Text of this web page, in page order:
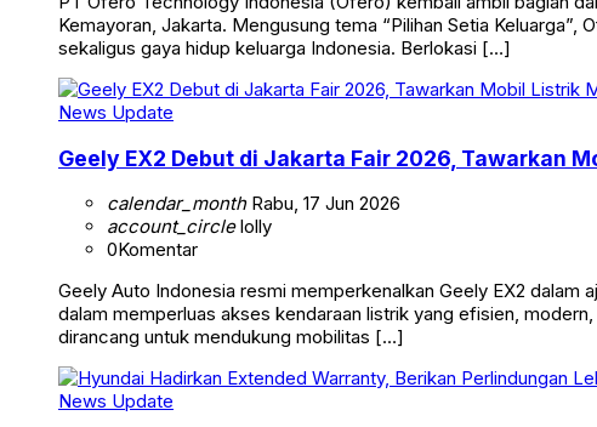
Kemayoran, Jakarta. Mengusung tema “Pilihan Setia
sekaligus gaya hidup keluarga Indonesia. Berlokasi […]
News Update
Geely EX2 Debut di Jakarta Fair 2026, Tawarkan
calendar_monthRabu, 17 Jun 2026
account_circlelolly
0Komentar
Geely Auto Indonesia resmi memperkenalkan Geely EX2 dalam
dalam memperluas akses kendaraan listrik yang efisien,
dirancang untuk mendukung mobilitas […]
News Update